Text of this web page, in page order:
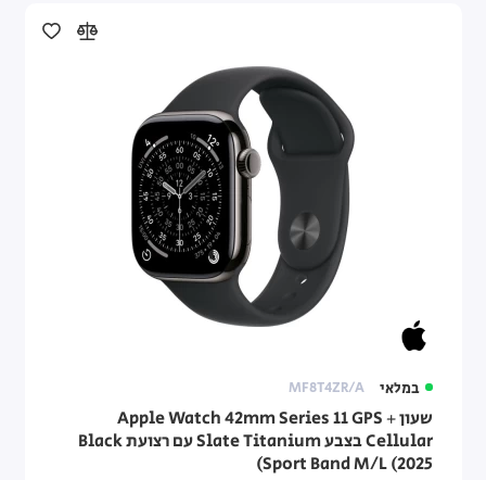
במלאי MF8T4ZR/A
שעון Apple Watch 42mm Series 11 GPS +
Cellular בצבע Slate Titanium עם רצועת Black
Sport Band M/L (2025)